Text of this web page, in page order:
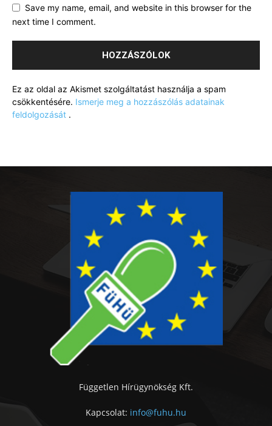
Save my name, email, and website in this browser for the
next time I comment.
Ez az oldal az Akismet szolgáltatást használja a spam
csökkentésére. Ismerje meg a hozzászólás adatainak
feldolgozását .
Független Hírügynökség Kft.
Kapcsolat: info@fuhu.hu